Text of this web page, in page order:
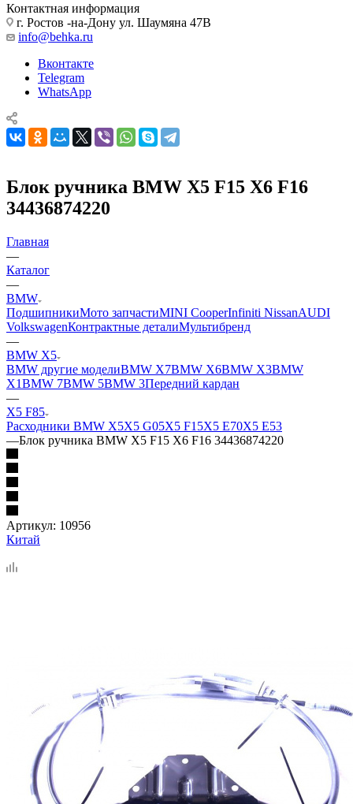
Контактная информация
г. Ростов -на-Дону ул. Шаумяна 47В
info@behka.ru
Вконтакте
Telegram
WhatsApp
Блок ручника BMW X5 F15 X6 F16
34436874220
Главная
—
Каталог
—
BMW
ПодшипникиМото запчастиMINI CooperInfiniti NissanAUDI
VolkswagenКонтрактные деталиМультибренд
—
BMW X5
BMW другие моделиBMW X7BMW X6BMW X3BMW
X1BMW 7BMW 5BMW 3Передний кардан
—
X5 F85
Расходники BMW X5X5 G05X5 F15X5 E70X5 E53
—Блок ручника BMW X5 F15 X6 F16 34436874220
Артикул: 10956
Китай